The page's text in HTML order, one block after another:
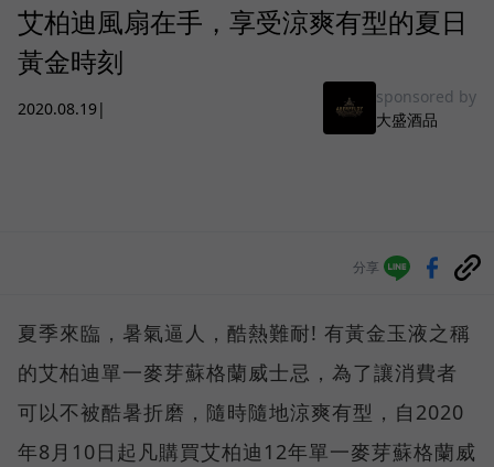
艾柏迪風扇在手，享受涼爽有型的夏日
黃金時刻
2020.08.19|
sponsored by
大盛酒品
分享
夏季來臨，暑氣逼人，酷熱難耐! 有黃金玉液之稱
的艾柏迪單一麥芽蘇格蘭威士忌，為了讓消費者
可以不被酷暑折磨，隨時隨地涼爽有型，自2020
年8月10日起凡購買艾柏迪12年單一麥芽蘇格蘭威